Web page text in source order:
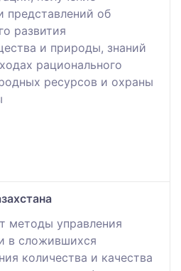
представлений об
развития
и природы, знаний
рационального
ресурсов и охраны
методы управления
в сложившихся
количества и качества